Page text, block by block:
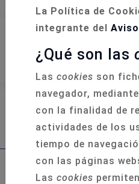
Congresos
La Política de
integrante del
¿Qué son las
Las cookies son
navegador,
con la finalidad de
actividades de los
tiempo de
con las páginas
Las cookies